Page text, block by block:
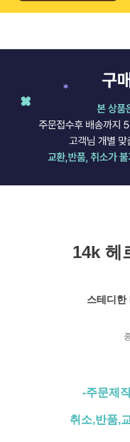
14k 헤
스테디한
-주문제
취소,반품,